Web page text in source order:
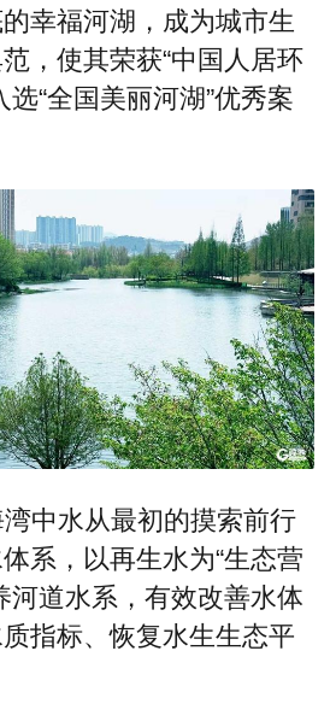
幸福河湖，成为城市生
，使其荣获“中国人居环
选“全国美丽河湖”优秀案
中水从最初的摸索前行
系，以再生水为“生态营
河道水系，有效改善水体
指标、恢复水生生态平